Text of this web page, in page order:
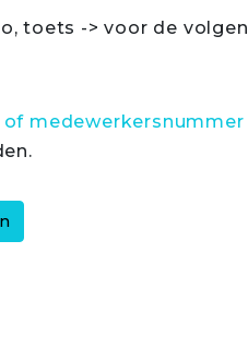
toets -> voor de
medewerkersnummer